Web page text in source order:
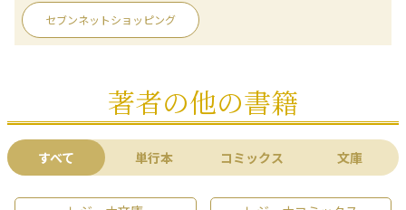
セブンネットショッピング
著者の他の書籍
すべて 単行本 コミックス 文庫